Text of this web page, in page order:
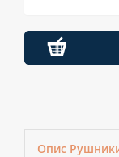
Опис